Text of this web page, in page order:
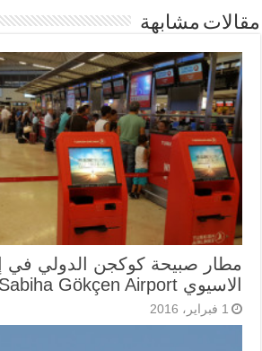
مقالات مشابهة
مطار صبيحة كوكجن الدولي في
الاسيوي Sabiha Gökçen Airport
1 فبراير، 2016